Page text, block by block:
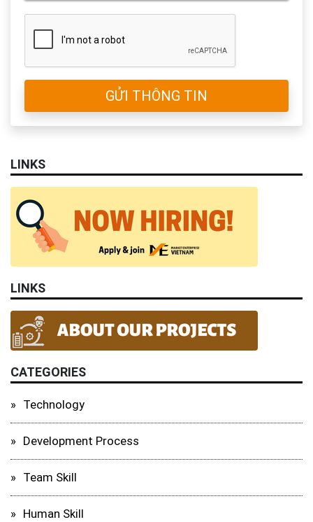
GỬI THÔNG TIN
LINKS
LINKS
CATEGORIES
Technology
Development Process
Team Skill
Human Skill